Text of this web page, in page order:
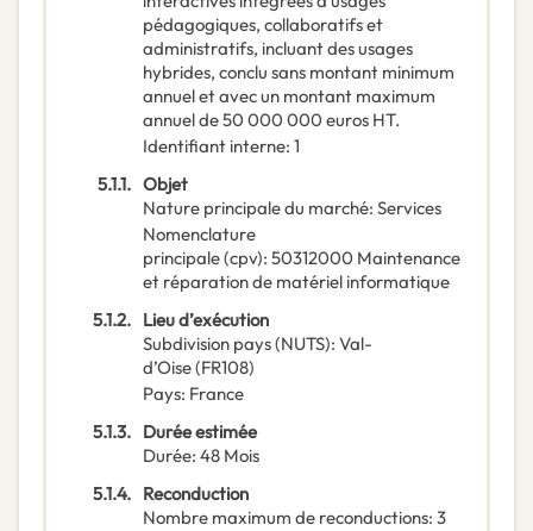
pédagogiques, collaboratifs et
administratifs, incluant des usages
hybrides, conclu sans montant minimum
annuel et avec un montant maximum
annuel de 50 000 000 euros HT.
Identifiant interne: 1
5.1.1. Objet
Nature principale du marché: Services
Nomenclature
principale(cpv): 50312000 Maintenance
et réparation de matériel informatique
5.1.2. Lieu d’exécution
Subdivision pays (NUTS): Val-
d’Oise(FR108)
Pays: France
5.1.3. Durée estimée
Durée: 48 Mois
5.1.4. Reconduction
Nombre maximum de reconductions: 3